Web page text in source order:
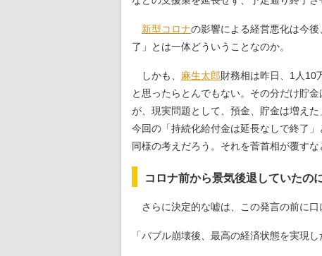
新型コロナの影響による経営悪化は今後
了」とは一体どういうことなのか。
しかも、 麻生太郎財務相は昨日、1人10
と思ったらとんでもない。その分だけ貯
が、現実問題として、預金、貯金は増え
今回の「持続化給付金は延長なしで終了」
同様の考えだろう。それを菅首相が覆すな
コロナ前から景気後退していた
さらに決定的な嘘は、この発言の前に口
「バブル崩壊後、最高の経済状態を実現し